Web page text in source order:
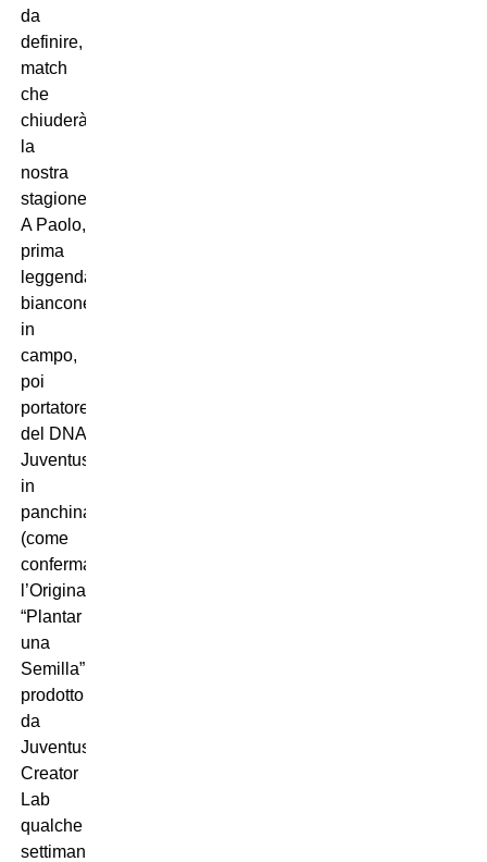
da
definire,
match
che
chiuderà
la
nostra
stagione.
A Paolo,
prima
leggenda
bianconera
in
campo,
poi
portatore
del DNA
Juventus
in
panchina
(come
conferma
l’Original
“Plantar
una
Semilla”,
prodotto
da
Juventus
Creator
Lab
qualche
settimana